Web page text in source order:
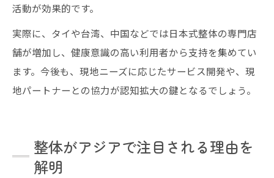
活動が効果的です。
実際に、タイや台湾、中国などでは日本式整体の専門店
舗が増加し、健康意識の高い利用者から支持を集めてい
ます。今後も、現地ニーズに応じたサービス開発や、現
地パートナーとの協力が認知拡大の鍵となるでしょう。
整体がアジアで注目される理由を
解明